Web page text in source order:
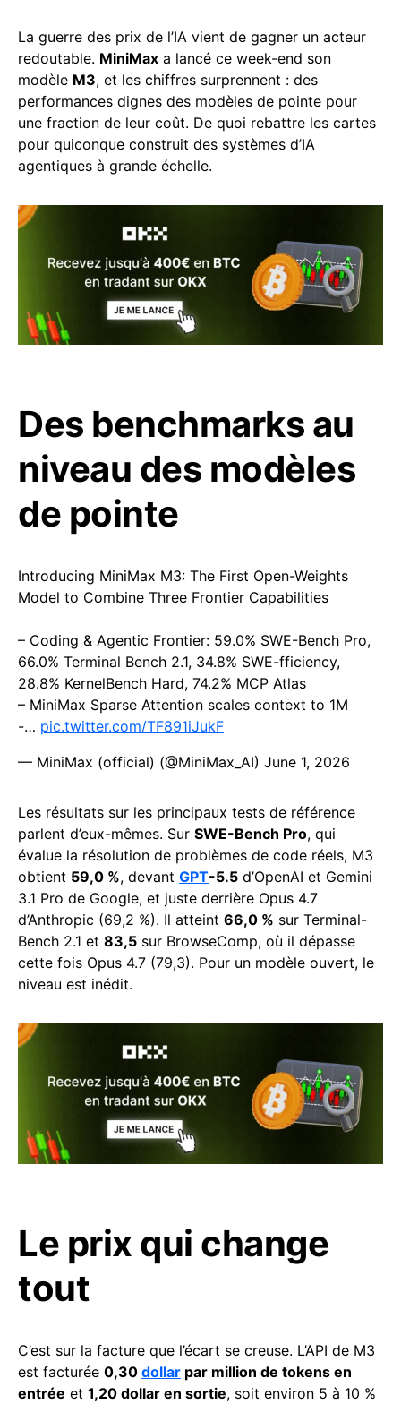
La guerre des prix de l’IA vient de gagner un acteur
redoutable. MiniMax a lancé ce week-end son
modèle M3, et les chiffres surprennent : des
performances dignes des modèles de pointe pour
une fraction de leur coût. De quoi rebattre les cartes
pour quiconque construit des systèmes d’IA
agentiques à grande échelle.
Des benchmarks au
niveau des modèles
de pointe
Introducing MiniMax M3: The First Open-Weights
Model to Combine Three Frontier Capabilities
– Coding & Agentic Frontier: 59.0% SWE-Bench Pro,
66.0% Terminal Bench 2.1, 34.8% SWE-fficiency,
28.8% KernelBench Hard, 74.2% MCP Atlas
– MiniMax Sparse Attention scales context to 1M
-… pic.twitter.com/TF891iJukF
— MiniMax (official) (@MiniMax_AI) June 1, 2026
Les résultats sur les principaux tests de référence
parlent d’eux-mêmes. Sur SWE-Bench Pro, qui
évalue la résolution de problèmes de code réels, M3
obtient 59,0 %, devant GPT-5.5 d’OpenAI et Gemini
3.1 Pro de Google, et juste derrière Opus 4.7
d’Anthropic (69,2 %). Il atteint 66,0 % sur Terminal-
Bench 2.1 et 83,5 sur BrowseComp, où il dépasse
cette fois Opus 4.7 (79,3). Pour un modèle ouvert, le
niveau est inédit.
Le prix qui change
tout
C’est sur la facture que l’écart se creuse. L’API de M3
est facturée 0,30 dollar par million de tokens en
entrée et 1,20 dollar en sortie, soit environ 5 à 10 %